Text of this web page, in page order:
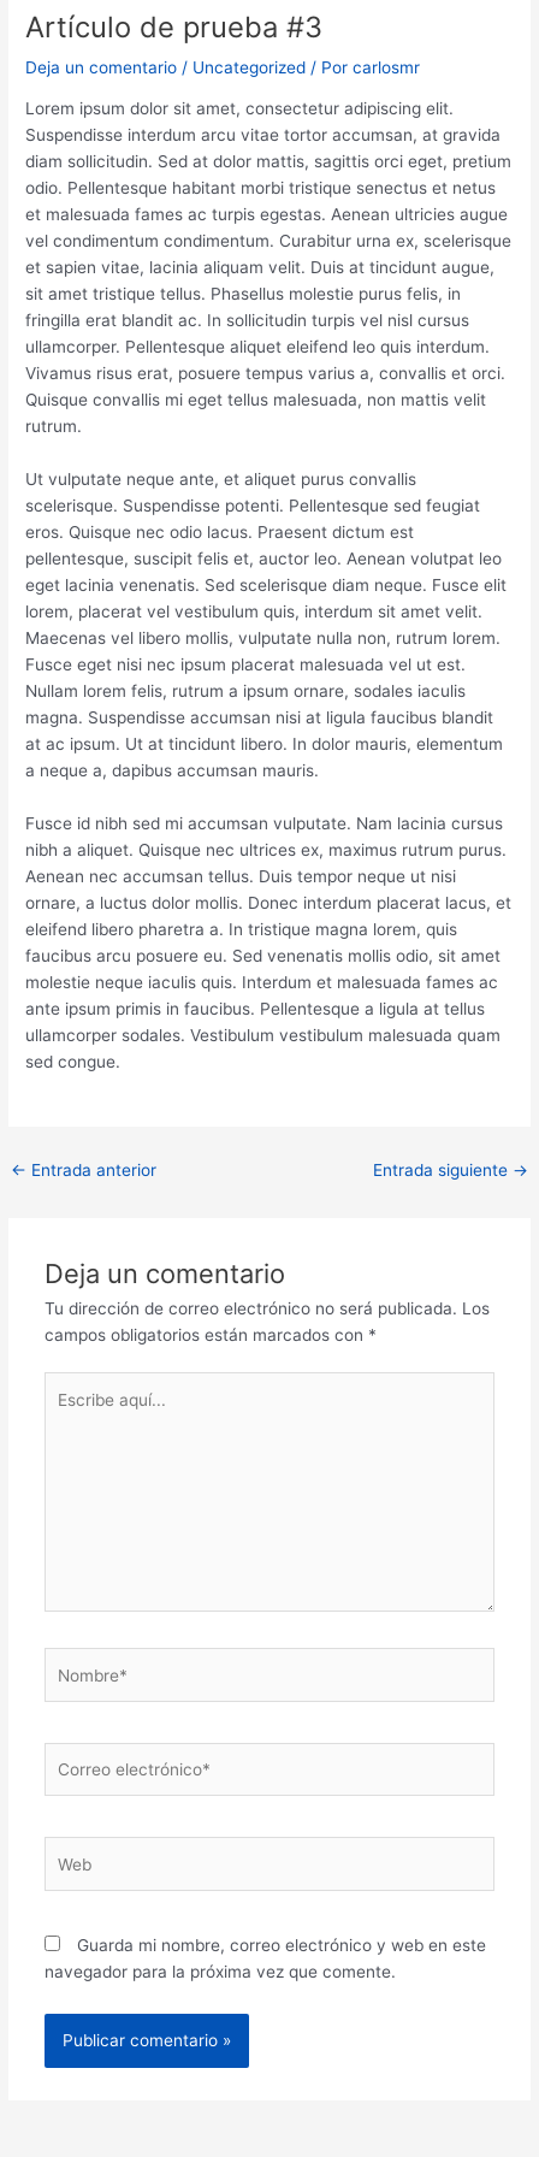
Artículo de prueba #3
Deja un comentario / Uncategorized / Porcarlosmr
Lorem ipsum dolor sit amet, consectetur adipiscing elit.
Suspendisse interdum arcu vitae tortor accumsan, at gravida
diam sollicitudin. Sed at dolor mattis, sagittis orci eget, pretium
odio. Pellentesque habitant morbi tristique senectus et netus
et malesuada fames ac turpis egestas. Aenean ultricies augue
vel condimentum condimentum. Curabitur urna ex, scelerisque
et sapien vitae, lacinia aliquam velit. Duis at tincidunt augue,
sit amet tristique tellus. Phasellus molestie purus felis, in
fringilla erat blandit ac. In sollicitudin turpis vel nisl cursus
ullamcorper. Pellentesque aliquet eleifend leo quis interdum.
Vivamus risus erat, posuere tempus varius a, convallis et orci.
Quisque convallis mi eget tellus malesuada, non mattis velit
rutrum.
Ut vulputate neque ante, et aliquet purus convallis
scelerisque. Suspendisse potenti. Pellentesque sed feugiat
eros. Quisque nec odio lacus. Praesent dictum est
pellentesque, suscipit felis et, auctor leo. Aenean volutpat leo
eget lacinia venenatis. Sed scelerisque diam neque. Fusce elit
lorem, placerat vel vestibulum quis, interdum sit amet velit.
Maecenas vel libero mollis, vulputate nulla non, rutrum lorem.
Fusce eget nisi nec ipsum placerat malesuada vel ut est.
Nullam lorem felis, rutrum a ipsum ornare, sodales iaculis
magna. Suspendisse accumsan nisi at ligula faucibus blandit
at ac ipsum. Ut at tincidunt libero. In dolor mauris, elementum
a neque a, dapibus accumsan mauris.
Fusce id nibh sed mi accumsan vulputate. Nam lacinia cursus
nibh a aliquet. Quisque nec ultrices ex, maximus rutrum purus.
Aenean nec accumsan tellus. Duis tempor neque ut nisi
ornare, a luctus dolor mollis. Donec interdum placerat lacus, et
eleifend libero pharetra a. In tristique magna lorem, quis
faucibus arcu posuere eu. Sed venenatis mollis odio, sit amet
molestie neque iaculis quis. Interdum et malesuada fames ac
ante ipsum primis in faucibus. Pellentesque a ligula at tellus
ullamcorper sodales. Vestibulum vestibulum malesuada quam
sed congue.
Navegación
← Entrada anterior Entrada siguiente →
Deja un comentario
Tu dirección de correo electrónico no será publicada. Los
campos obligatorios están marcados con *
aquí...
electrónico*
Guarda mi nombre, correo electrónico y web en este
navegador para la próxima vez que comente.